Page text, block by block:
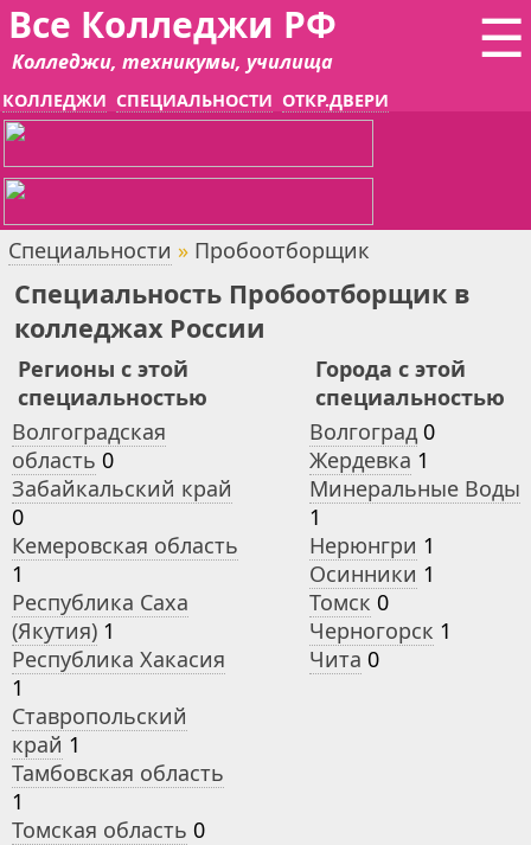
☰
Все Колледжи РФ
Колледжи, техникумы, училища
КОЛЛЕДЖИ СПЕЦИАЛЬНОСТИ ОТКР.ДВЕРИ
Специальности » Пробоотборщик
Специальность Пробоотборщик в
колледжах России
Регионы с этой
специальностью
Волгоградская
область 0
Забайкальский край
0
Кемеровская область
1
Республика Саха
(Якутия) 1
Республика Хакасия
1
Ставропольский
край 1
Тамбовская область
1
Томская область 0
Города с этой
специальностью
Волгоград 0
Жердевка 1
Минеральные Воды
1
Нерюнгри 1
Осинники 1
Томск 0
Черногорск 1
Чита 0